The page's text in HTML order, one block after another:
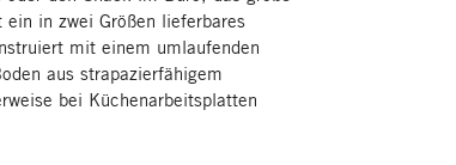
in zwei Größen lieferbares
mit einem umlaufenden
aus strapazierfähigem
bei Küchenarbeitsplatten